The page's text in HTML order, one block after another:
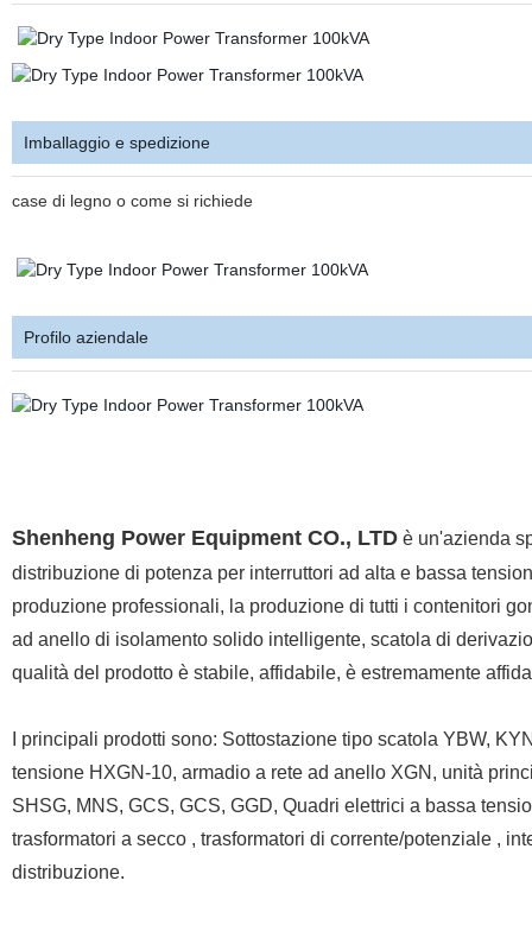
Imballaggio e spedizione
case di legno o come si richiede
Profilo aziendale
Shenheng Power Equipment CO., LTDè un'azienda
distribuzione di potenza per interruttori ad alta e bassa
produzione professionali, la produzione di tutti i contenitori
ad anello di isolamento solido intelligente, scatola di
qualità del prodotto è stabile, affidabile, è estremamente
I principali prodotti sono: Sottostazione tipo scatola YBW,
tensione HXGN-10, armadio a rete ad anello XGN, unità
SHSG, MNS, GCS, GCS, GGD, Quadri elettrici a bassa
trasformatori a secco , trasformatori di corrente/potenziale ,
distribuzione.